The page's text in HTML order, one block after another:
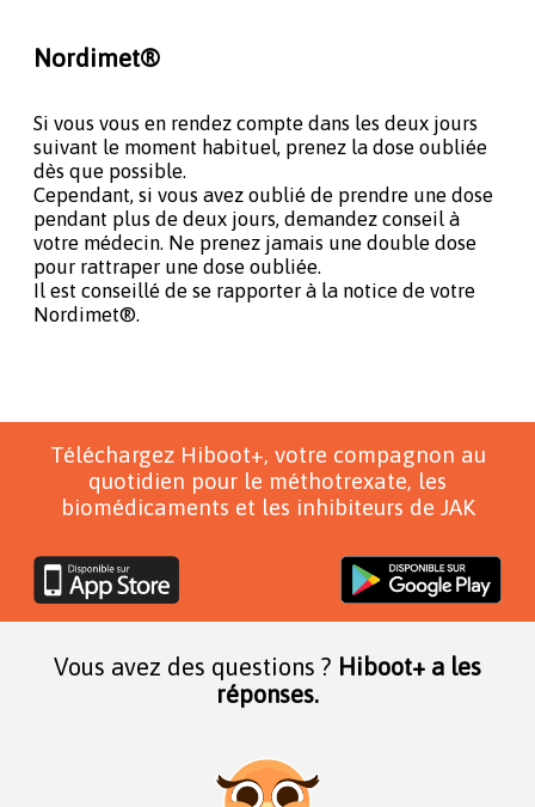
Nordimet®
Si vous vous en rendez compte dans les deux jours
suivant le moment habituel, prenez la dose oubliée
dès que possible.
Cependant, si vous avez oublié de prendre une dose
pendant plus de deux jours, demandez conseil à
votre médecin. Ne prenez jamais une double dose
pour rattraper une dose oubliée.
Il est conseillé de se rapporter à la notice de votre
Nordimet®.
Téléchargez Hiboot+, votre compagnon au
quotidien pour le méthotrexate, les
biomédicaments et les inhibiteurs de JAK
Vous avez des questions ? Hiboot+ a les
réponses.